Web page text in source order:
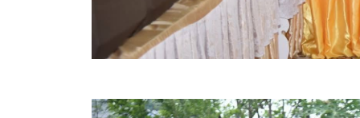
สรุปผลการปฏิบัติงานประจำเดือน GPS